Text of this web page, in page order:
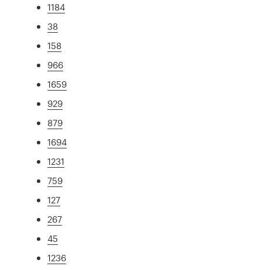
1184
38
158
966
1659
929
879
1694
1231
759
127
267
45
1236